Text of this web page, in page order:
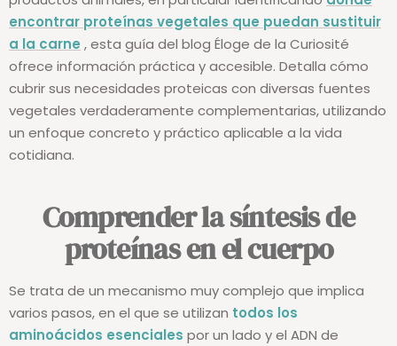
encontrar proteínas vegetales que puedan sustituir
a la carne , esta guía del blog Éloge de la Curiosité
ofrece información práctica y accesible. Detalla cómo
cubrir sus necesidades proteicas con diversas fuentes
vegetales verdaderamente complementarias, utilizando
un enfoque concreto y práctico aplicable a la vida
cotidiana.
Comprender la síntesis de
proteínas en el cuerpo
Se trata de un mecanismo muy complejo que implica
varios pasos, en el que se utilizan todos los
aminoácidos esenciales por un lado y el ADN de